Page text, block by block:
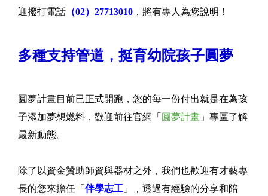
迎撥打電話 （02）27713010 ，將有專人為您說明！
多種支持管道，挺育幼院孩子圓夢
圓夢計畫目前已正式開跑，您的每一份付出就是在為孩
子添加夢想燃料，歡迎前往官網「 圓夢計畫 」專區了解
最新動態。
除了以資金贊助師資與器材之外，我們也歡迎有才藝專
長的您來擔任「 伴學志工 」，透過有經驗的分享和陪